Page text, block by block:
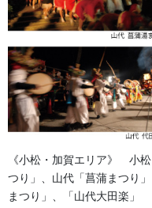
森景楽天市場店で
森景ヤフーショッピン
《小松・加賀エリア》 小
つり」、山代「菖蒲まつり
まつり」、「山代大田楽」